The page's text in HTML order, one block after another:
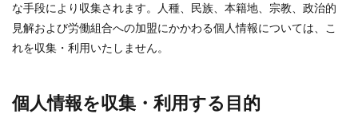
な手段により収集されます。人種、民族、本籍地、宗教、政治的
見解および労働組合への加盟にかかわる個人情報については、こ
れを収集・利用いたしません。
個人情報を収集・利用する目的